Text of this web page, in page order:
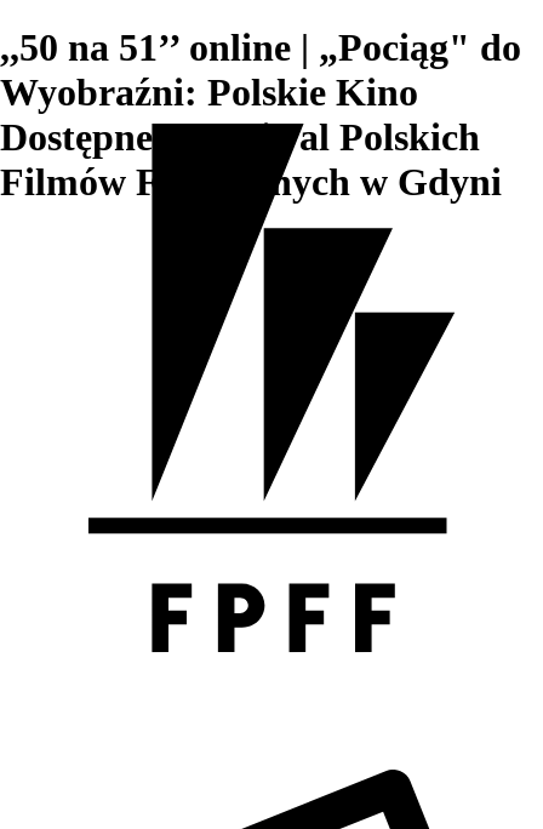
,,50 na 51’’ online | „Pociąg" do
Wyobraźni: Polskie Kino
Dostępne – Festiwal Polskich
Filmów Fabularnych w Gdyni